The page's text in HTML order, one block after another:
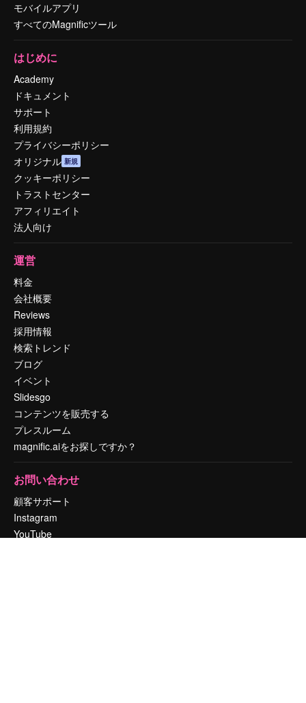
モバイルアプリ
すべてのMagnificツール
はじめに
Academy
ドキュメント
サポート
利用規約
プライバシーポリシー
オリジナル 新規
クッキーポリシー
トラストセンター
アフィリエイト
法人向け
運営
料金
会社概要
Reviews
採用情報
検索トレンド
ブログ
イベント
Slidesgo
コンテンツを販売する
プレスルーム
magnific.aiをお探しですか？
お問い合わせ
顧客サポート
Instagram
YouTube